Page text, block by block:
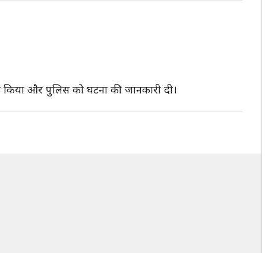
और पुलिस को घटना की जानकारी दी।